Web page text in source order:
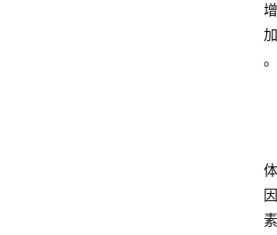
增
加
。
体
因
素